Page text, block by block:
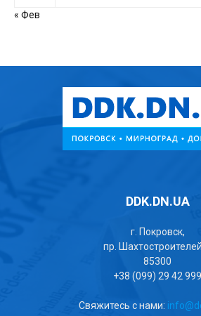
« Фев
DDK.DN.UA
г. Покровск,
пр.
85300
+38 (099) 29 42 999
Свяжитесь с нами: